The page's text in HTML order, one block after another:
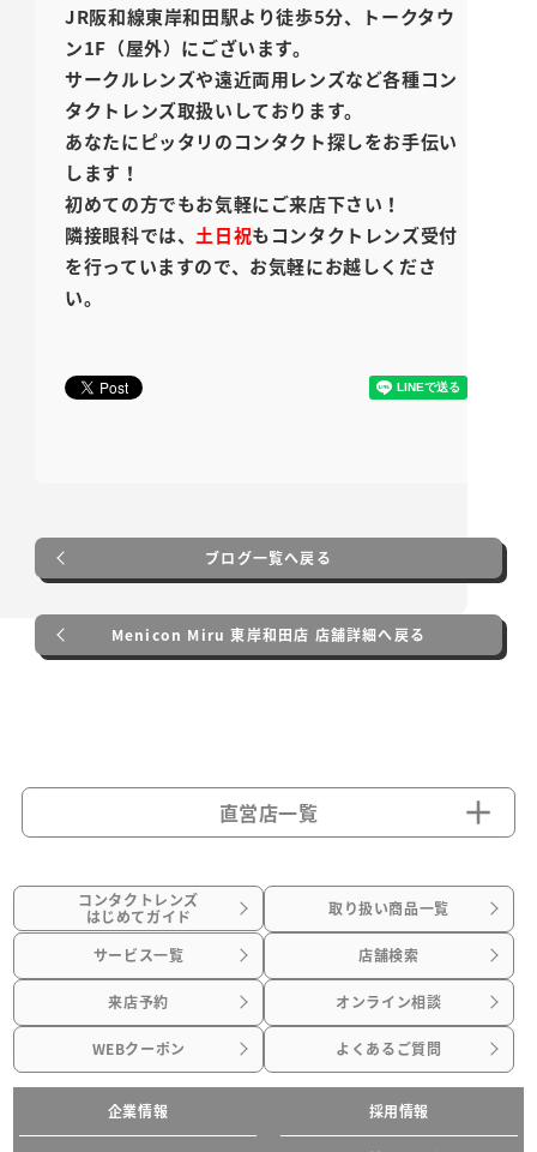
JR阪和線東岸和田駅より徒歩5分、トークタウ
ン1F（屋外）にございます。
サークルレンズや遠近両用レンズなど各種コン
タクトレンズ取扱いしております。
あなたにピッタリのコンタクト探しをお手伝い
します！
初めての方でもお気軽にご来店下さい！
隣接眼科では、土日祝もコンタクトレンズ受付
を行っていますので、お気軽にお越しくださ
い。
ブログ一覧へ戻る
Menicon Miru 東岸和田店 店舗詳細へ戻る
直営店一覧
コンタクトレンズ
はじめてガイド 取り扱い商品一覧
サービス一覧 店舗検索
来店予約 オンライン相談
WEBクーポン よくあるご質問
企業情報 採用情報